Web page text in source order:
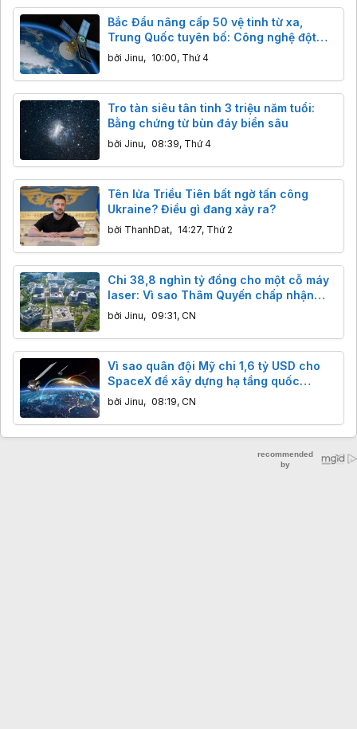
Bắc Đẩu nâng cấp 50 vệ tinh từ xa,
Trung Quốc tuyên bố: Công nghệ đột
phá, độ chính xác centimet vượt trội
bởi Jinu, 10:00, Thứ 4
Tro tàn siêu tân tinh 3 triệu năm tuổi:
Bằng chứng từ bùn đáy biển sâu
bởi Jinu, 08:39, Thứ 4
Tên lửa Triều Tiên bất ngờ tấn công
Ukraine? Điều gì đang xảy ra?
bởi ThanhDat, 14:27, Thứ 2
Chi 38,8 nghìn tỷ đồng cho một cỗ máy
laser: Vì sao Thâm Quyến chấp nhận
"mài kiếm" cả trăm năm
bởi Jinu, 09:31, CN
Vì sao quân đội Mỹ chi 1,6 tỷ USD cho
SpaceX để xây dựng hạ tầng quốc
phòng?
bởi Jinu, 08:19, CN